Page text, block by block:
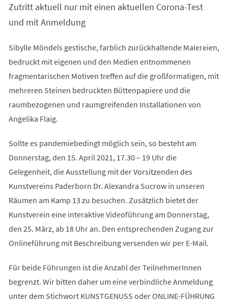
neuen
Tab)
Zutritt aktuell nur mit einen aktuellen Corona-Test
und mit Anmeldung
Sibylle Möndels gestische, farblich zurückhaltende Malereien,
bedruckt mit eigenen und den Medien entnommenen
fragmentarischen Motiven treffen auf die großformatigen, mit
mehreren Steinen bedruckten Büttenpapiere und die
raumbezogenen und raumgreifenden Installationen von
Angelika Flaig.
Sollte es pandemiebedingt möglich sein, so besteht am
Donnerstag, den 15. April 2021, 17.30 – 19 Uhr die
Gelegenheit, die Ausstellung mit der Vorsitzenden des
Kunstvereins Paderborn Dr. Alexandra Sucrow in unseren
Räumen am Kamp 13 zu besuchen. Zusätzlich bietet der
Kunstverein eine interaktive Videoführung am Donnerstag,
den 25. März, ab 18 Uhr an. Den entsprechenden Zugang zur
Onlineführung mit Beschreibung versenden wir per E-Mail.
Für beide Führungen ist die Anzahl der TeilnehmerInnen
begrenzt. Wir bitten daher um eine verbindliche Anmeldung
unter dem Stichwort KUNSTGENUSS oder ONLINE-FÜHRUNG